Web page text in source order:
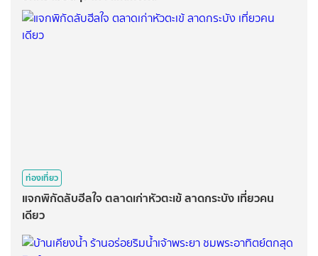
ท่องเที่ยว
แจกพิกัดลับฮีลใจ ตลาดเก่าหัวตะเข้ ลาดกระบัง เที่ยวคน
เดียว